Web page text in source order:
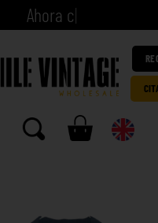
horac ta